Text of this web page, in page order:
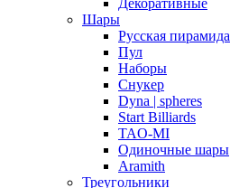
Декоративные
Шары
Русская пирамида
Пул
Наборы
Снукер
Dyna | spheres
Start Billiards
TAO-MI
Одиночные шары
Aramith
Треугольники